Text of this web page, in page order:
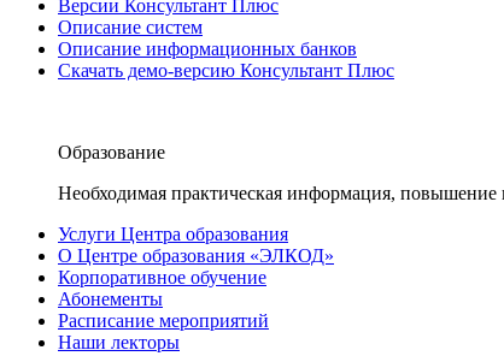
Версии Консультант Плюс
Описание систем
Описание информационных банков
Скачать демо-версию Консультант Плюс
Образование
Необходимая практическая информация,
Услуги Центра образования
О Центре образования «ЭЛКОД»
Корпоративное обучение
Абонементы
Расписание мероприятий
Наши лекторы